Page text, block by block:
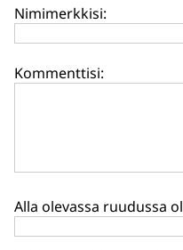
Nimimerkkisi:
Kommenttisi:
Alla olevassa ruudussa